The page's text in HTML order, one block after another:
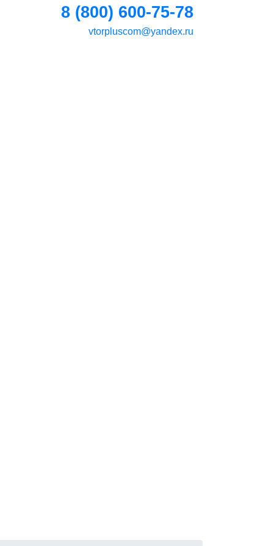
8 (800) 600-75-78
vtorpluscom@yandex.ru